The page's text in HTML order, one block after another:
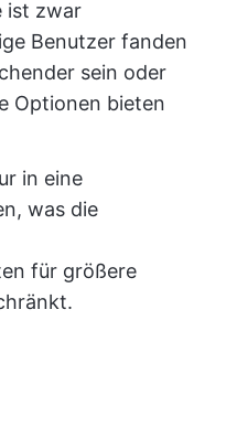
ist zwar
Benutzer fanden
sein oder
Optionen bieten
in eine
was die
für größere